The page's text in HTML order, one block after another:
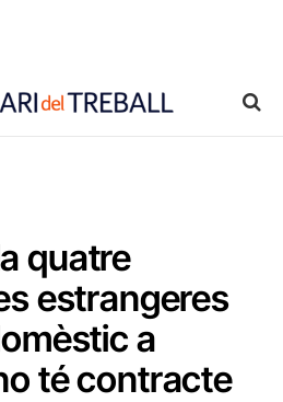
quatre
estrangeres
a
té contracte